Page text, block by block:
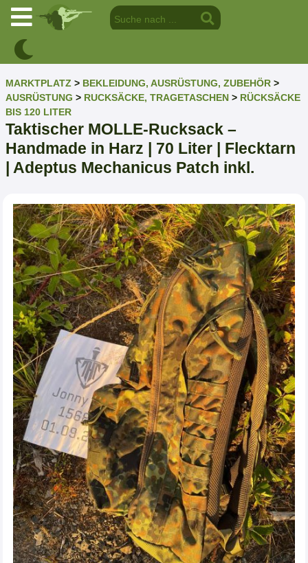
MARKTPLATZ > BEKLEIDUNG, AUSRÜSTUNG, ZUBEHÖR >
AUSRÜSTUNG > RUCKSÄCKE, TRAGETASCHEN > RÜCKSÄCKE
BIS 120 LITER
Taktischer MOLLE-Rucksack –
Handmade in Harz | 70 Liter | Flecktarn
| Adeptus Mechanicus Patch inkl.